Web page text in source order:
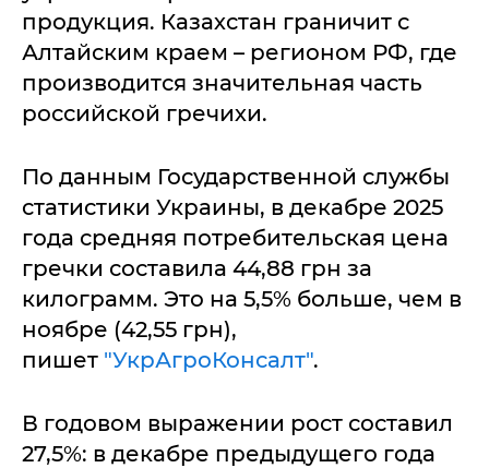
продукция. Казахстан граничит с
Алтайским краем – регионом РФ, где
производится значительная часть
российской гречихи.
По данным Государственной службы
статистики Украины, в декабре 2025
года средняя потребительская цена
гречки составила 44,88 грн за
килограмм. Это на 5,5% больше, чем в
ноябре (42,55 грн),
пишет "УкрАгроКонсалт".
В годовом выражении рост составил
27,5%: в декабре предыдущего года